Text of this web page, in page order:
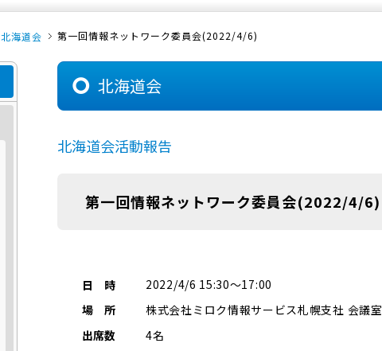
北海道会 第一回情報ネットワーク委員会(2022/4/6)
北海道会
北海道会活動報告
第一回情報ネットワーク委員会(2022/4/6)
日 時
2022/4/6 15:30～17:00
場 所
株式会社ミロク情報サービス札幌支社 会議室
出席数
4名